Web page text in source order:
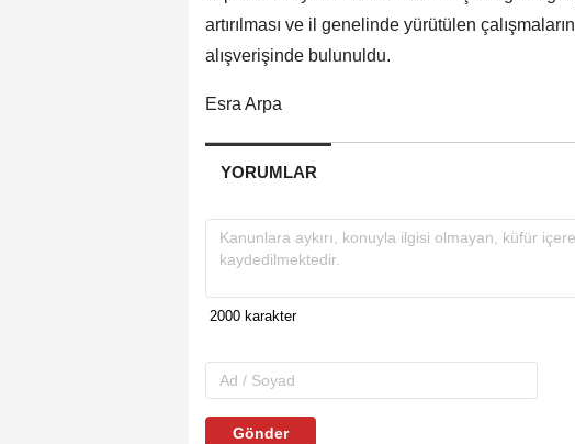
artırılması ve il genelinde yürütülen
alışverişinde bulunuldu.
Esra Arpa
YORUMLAR
Gönder